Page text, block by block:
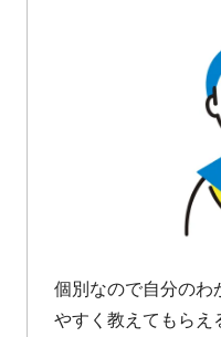
個別なので自分のわ
やすく教えてもらえ